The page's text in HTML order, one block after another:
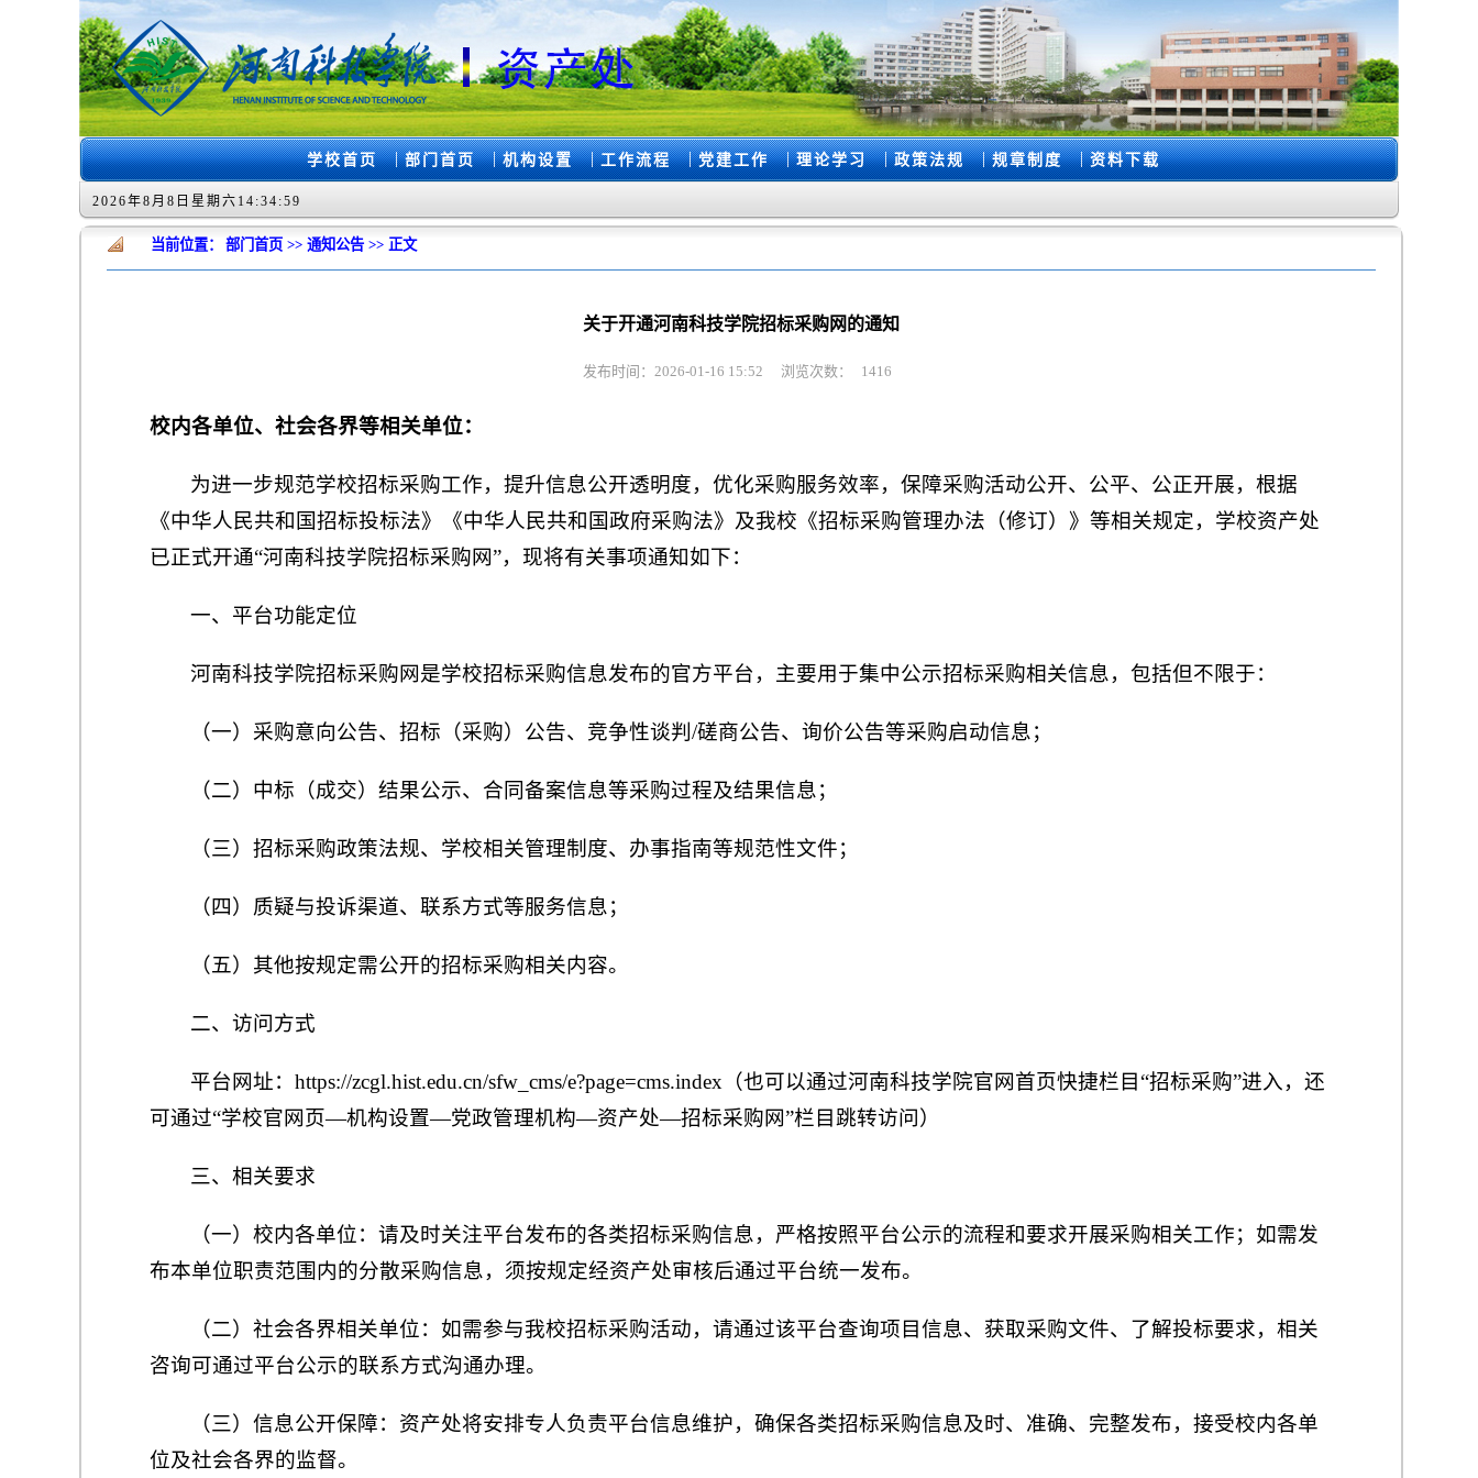
学校首页 |部门首页 |机构设置 |工作流程 |党建工作 |理论学习 |政策法规 |规章制度 |资料下载
2026年8月8日星期六14:35:00
当前位置： 部门首页 >> 通知公告 >> 正文
关于开通河南科技学院招标采购网的通知
发布时间：2026-01-16 15:52 浏览次数： 1416
校内各单位、社会各界等相关单位：
为进一步规范学校招标采购工作，提升信息公开透明度，优化采购服务效率，保障采购活动公开、公平、公正开展，根据
《中华人民共和国招标投标法》《中华人民共和国政府采购法》及我校《招标采购管理办法（修订）》等相关规定，学校资产处
已正式开通“河南科技学院招标采购网”，现将有关事项通知如下：
一、平台功能定位
河南科技学院招标采购网是学校招标采购信息发布的官方平台，主要用于集中公示招标采购相关信息，包括但不限于：
（一）采购意向公告、招标（采购）公告、竞争性谈判/磋商公告、询价公告等采购启动信息；
（二）中标（成交）结果公示、合同备案信息等采购过程及结果信息；
（三）招标采购政策法规、学校相关管理制度、办事指南等规范性文件；
（四）质疑与投诉渠道、联系方式等服务信息；
（五）其他按规定需公开的招标采购相关内容。
二、访问方式
平台网址：https://zcgl.hist.edu.cn/sfw_cms/e?page=cms.index（也可以通过河南科技学院官网首页快捷栏目“招标采购”进入，还
可通过“学校官网页—机构设置—党政管理机构—资产处—招标采购网”栏目跳转访问）
三、相关要求
（一）校内各单位：请及时关注平台发布的各类招标采购信息，严格按照平台公示的流程和要求开展采购相关工作；如需发
布本单位职责范围内的分散采购信息，须按规定经资产处审核后通过平台统一发布。
（二）社会各界相关单位：如需参与我校招标采购活动，请通过该平台查询项目信息、获取采购文件、了解投标要求，相关
咨询可通过平台公示的联系方式沟通办理。
（三）信息公开保障：资产处将安排专人负责平台信息维护，确保各类招标采购信息及时、准确、完整发布，接受校内各单
位及社会各界的监督。